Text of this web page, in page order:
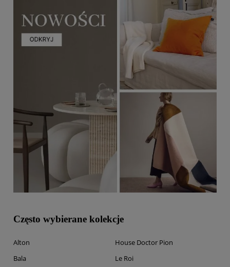
Często wybierane kolekcje
Alton
Bala
House Doctor Pion
Le Roi